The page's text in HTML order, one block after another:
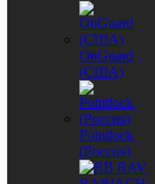
OnGuard
(США)
Pointlock
(Россия)